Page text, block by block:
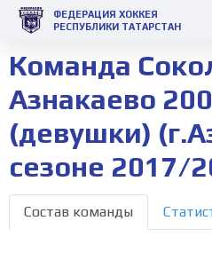
ФЕДЕРАЦИЯ ХОККЕЯ
РЕСПУБЛИКИ ТАТАРСТАН
Команда
Азнакаево
(девушки)
сезоне 2017/
Состав команды